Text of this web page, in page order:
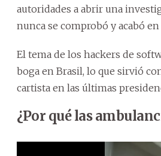
autoridades a abrir una
nunca se comprobó y acabó en
El tema de los hackers de
boga en Brasil, lo que sirvió
cartista en las últimas
¿Por qué las